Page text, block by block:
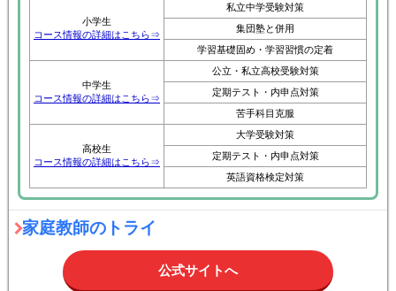
小学生
コース情報の詳細はこちら⇒
私立中学受験対策
集団塾と併用
学習基礎固め・学習習慣の定着
中学生
コース情報の詳細はこちら⇒
公立・私立高校受験対策
定期テスト・内申点対策
苦手科目克服
高校生
コース情報の詳細はこちら⇒
大学受験対策
定期テスト・内申点対策
英語資格検定対策
家庭教師のトライ
公式サイトへ